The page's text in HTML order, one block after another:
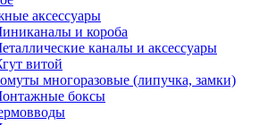
аксессуары
и короба
каналы и аксессуары
витой
многоразовые (липучка, замки)
боксы